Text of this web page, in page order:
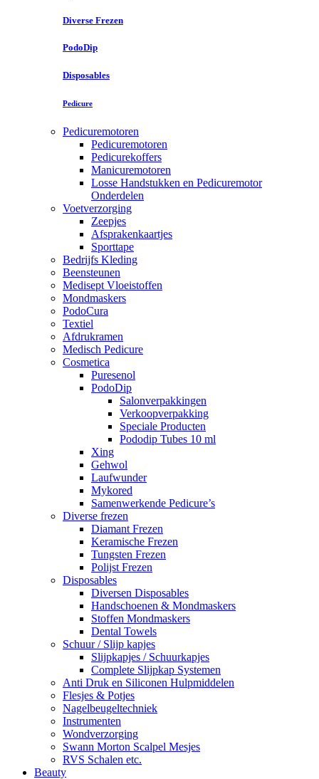
Diverse Frezen
PodoDip
Disposables
Pedicure
Pedicuremotoren
Pedicuremotoren
Pedicurekoffers
Manicuremotoren
Losse Handstukken en Pedicuremotor
Onderdelen
Voetverzorging
Zeepjes
Afsprakenkaartjes
Sporttape
Bedrijfs Kleding
Beensteunen
Medisept Vloeistoffen
Mondmaskers
PodoCura
Textiel
Afdrukramen
Medisch Pedicure
Cosmetica
Puresenol
PodoDip
Salonverpakkingen
Verkoopverpakking
Speciale Producten
Pododip Tubes 10 ml
Xing
Gehwol
Laufwunder
Mykored
Samenwerkende Pedicure’s
Diverse frezen
Diamant Frezen
Keramische Frezen
Tungsten Frezen
Polijst Frezen
Disposables
Diversen Disposables
Handschoenen & Mondmaskers
Stoffen Mondmaskers
Dental Towels
Schuur / Slijp kapjes
Slijpkapjes / Schuurkapjes
Complete Slijpkap Systemen
Anti Druk en Siliconen Hulpmiddelen
Flesjes & Potjes
Nagelbeugeltechniek
Instrumenten
Wondverzorging
Swann Morton Scalpel Mesjes
RVS Schalen etc.
Beauty